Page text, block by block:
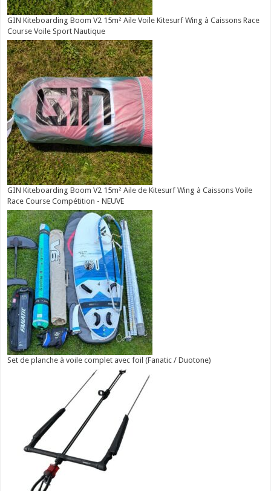
GIN Kiteboarding Boom V2 15m² Aile Voile Kitesurf Wing à Caissons Race
Course Voile Sport Nautique
GIN Kiteboarding Boom V2 15m² Aile de Kitesurf Wing à Caissons Voile
Race Course Compétition - NEUVE
Set de planche à voile complet avec foil (Fanatic / Duotone)